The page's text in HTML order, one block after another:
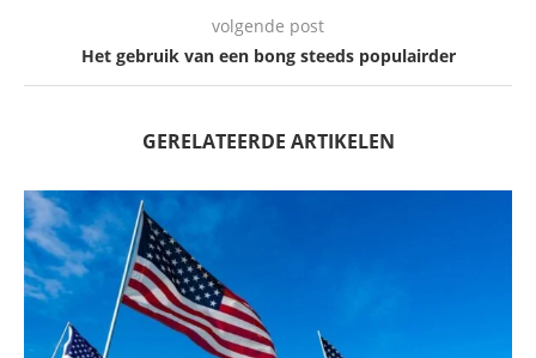
volgende post
Het gebruik van een bong steeds populairder
GERELATEERDE ARTIKELEN